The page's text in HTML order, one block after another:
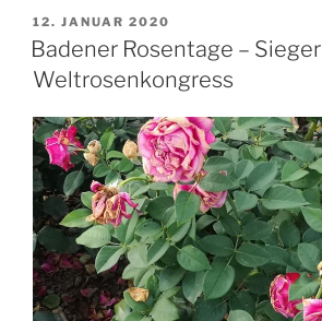
VERÖFFENTLICHT
AM
12. JANUAR 2020
Badener Rosentage – Sieger
Weltrosenkongress